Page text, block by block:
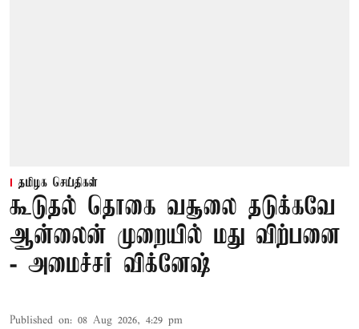
தமிழக செய்திகள்
கூடுதல் தொகை வசூலை தடுக்கவே
ஆன்லைன் முறையில் மது விற்பனை
- அமைச்சர் விக்னேஷ்
Published on: 08 Aug 2026, 4:29 pm